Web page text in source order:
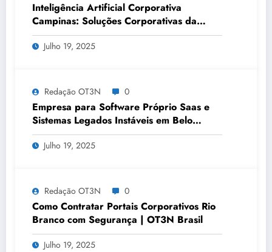
Inteligência Artificial Corporativa
Campinas: Soluções Corporativas da
OT3N Brasil – Guia 3083
Julho 19, 2025
Redação OT3N 0
Empresa para Software Próprio Saas e
Sistemas Legados Instáveis em Belo
Horizonte | OT3N Brasil – Guia 3449
Julho 19, 2025
Redação OT3N 0
Como Contratar Portais Corporativos Rio
Branco com Segurança | OT3N Brasil
Julho 19, 2025